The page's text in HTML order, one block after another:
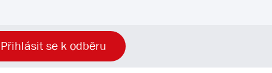
Přihlásit se k odběru